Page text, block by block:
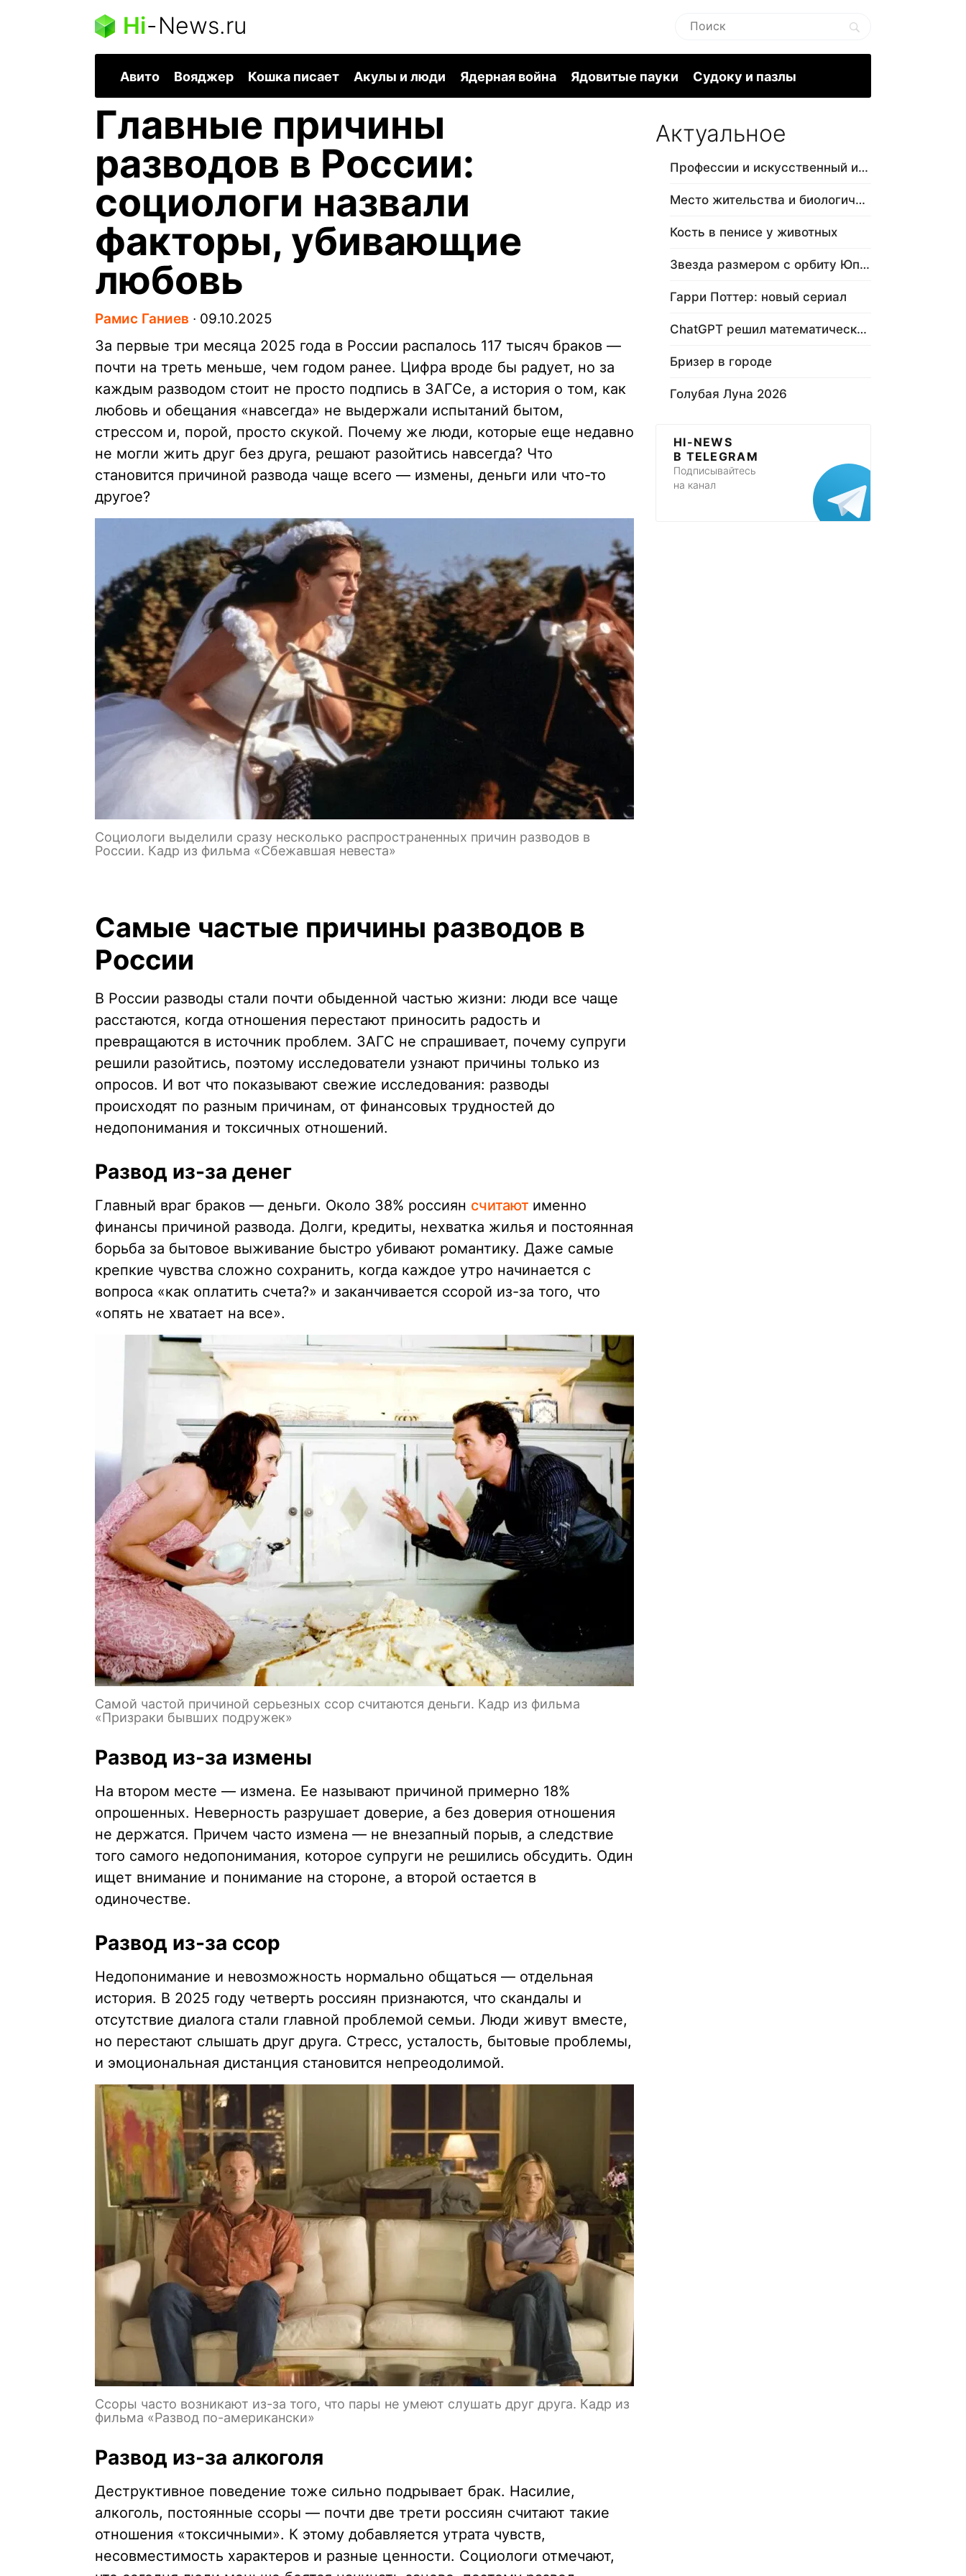
Hi-News.ru
Авито Вояджер Кошка писает Акулы и люди Ядерная война Ядовитые пауки Судоку и пазлы
Главные причины
разводов в России:
социологи назвали
факторы, убивающие
любовь
Рамис Ганиев ∙ 09.10.2025
За первые три месяца 2025 года в России распалось 117 тысяч браков —
почти на треть меньше, чем годом ранее. Цифра вроде бы радует, но за
каждым разводом стоит не просто подпись в ЗАГСе, а история о том, как
любовь и обещания «навсегда» не выдержали испытаний бытом,
стрессом и, порой, просто скукой. Почему же люди, которые еще недавно
не могли жить друг без друга, решают разойтись навсегда? Что
становится причиной развода чаще всего — измены, деньги или что-то
другое?
Социологи выделили сразу несколько распространенных причин разводов в
России. Кадр из фильма «Сбежавшая невеста»
Самые частые причины разводов в
России
В России разводы стали почти обыденной частью жизни: люди все чаще
расстаются, когда отношения перестают приносить радость и
превращаются в источник проблем. ЗАГС не спрашивает, почему супруги
решили разойтись, поэтому исследователи узнают причины только из
опросов. И вот что показывают свежие исследования: разводы
происходят по разным причинам, от финансовых трудностей до
недопонимания и токсичных отношений.
Развод из-за денег
Главный враг браков — деньги. Около 38% россиян считают именно
финансы причиной развода. Долги, кредиты, нехватка жилья и постоянная
борьба за бытовое выживание быстро убивают романтику. Даже самые
крепкие чувства сложно сохранить, когда каждое утро начинается с
вопроса «как оплатить счета?» и заканчивается ссорой из-за того, что
«опять не хватает на все».
Самой частой причиной серьезных ссор считаются деньги. Кадр из фильма
«Призраки бывших подружек»
Развод из-за измены
На втором месте — измена. Ее называют причиной примерно 18%
опрошенных. Неверность разрушает доверие, а без доверия отношения
не держатся. Причем часто измена — не внезапный порыв, а следствие
того самого недопонимания, которое супруги не решились обсудить. Один
ищет внимание и понимание на стороне, а второй остается в
одиночестве.
Развод из-за ссор
Недопонимание и невозможность нормально общаться — отдельная
история. В 2025 году четверть россиян признаются, что скандалы и
отсутствие диалога стали главной проблемой семьи. Люди живут вместе,
но перестают слышать друг друга. Стресс, усталость, бытовые проблемы,
и эмоциональная дистанция становится непреодолимой.
Ссоры часто возникают из-за того, что пары не умеют слушать друг друга. Кадр из
фильма «Развод по-американски»
Развод из-за алкоголя
Деструктивное поведение тоже сильно подрывает брак. Насилие,
алкоголь, постоянные ссоры — почти две трети россиян считают такие
отношения «токсичными». К этому добавляется утрата чувств,
несовместимость характеров и разные ценности. Социологи отмечают,
Актуальное
Профессии и искусственный интеллект
Место жительства и биологический в…
Кость в пенисе у животных
Звезда размером с орбиту Юпитера
Гарри Поттер: новый сериал
ChatGPT решил математическую задачу
Бризер в городе
Голубая Луна 2026
HI-NEWS
В TELEGRAM
Подписывайтесь
на канал